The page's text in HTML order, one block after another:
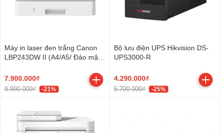
Máy in laser đen trắng Canon
LBP243DW II (A4/A5/ Đảo mặt/
7.900.000₫
9.990.000₫ -21%
Bộ lưu điện UPS Hikvision DS-
UPS3000-R
4.290.000₫
5.700.000₫ -25%